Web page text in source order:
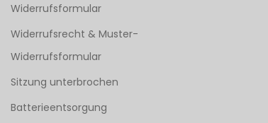
Widerrufsformular
Widerrufsrecht & Muster-
Widerrufsformular
Sitzung unterbrochen
Batterieentsorgung